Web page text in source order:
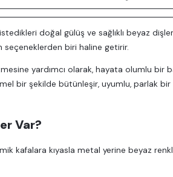
doğal gülüş ve sağlıklı beyaz
seçeneklerden biri haline getirir.
yardımcı olarak, hayata olumlu bir
bir şekilde bütünleşir, uyumlu, parlak
Var?
kafalara kıyasla metal yerine beyaz